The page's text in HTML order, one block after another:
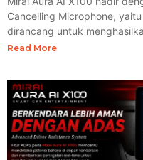
Cancelling Microphone,
dirancang untuk
Read More